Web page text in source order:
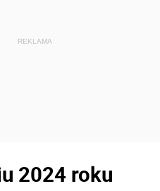
REKLAMA
2024 roku